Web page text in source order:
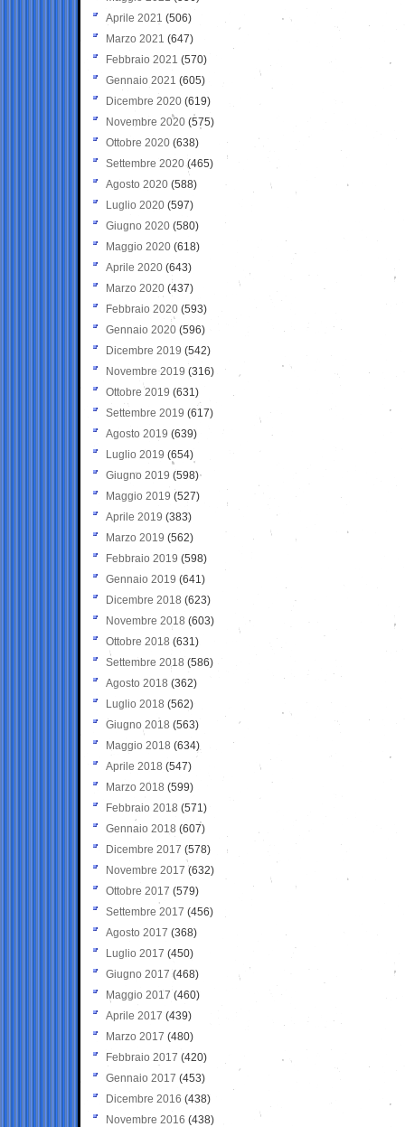
Aprile 2021 (506)
Marzo 2021 (647)
Febbraio 2021 (570)
Gennaio 2021 (605)
Dicembre 2020 (619)
Novembre 2020 (575)
Ottobre 2020 (638)
Settembre 2020(465)
Agosto 2020 (588)
Luglio 2020 (597)
Giugno 2020 (580)
Maggio 2020 (618)
Aprile 2020 (643)
Marzo 2020 (437)
Febbraio 2020 (593)
Gennaio 2020 (596)
Dicembre 2019 (542)
Novembre 2019 (316)
Ottobre 2019 (631)
Settembre 2019 (617)
Agosto 2019 (639)
Luglio 2019 (654)
Giugno 2019 (598)
Maggio 2019 (527)
Aprile 2019 (383)
Marzo 2019 (562)
Febbraio 2019 (598)
Gennaio 2019 (641)
Dicembre 2018 (623)
Novembre 2018 (603)
Ottobre 2018 (631)
Settembre 2018 (586)
Agosto 2018 (362)
Luglio 2018 (562)
Giugno 2018 (563)
Maggio 2018 (634)
Aprile 2018 (547)
Marzo 2018 (599)
Febbraio 2018 (571)
Gennaio 2018 (607)
Dicembre 2017 (578)
Novembre 2017 (632)
Ottobre 2017 (579)
Settembre 2017 (456)
Agosto 2017 (368)
Luglio 2017 (450)
Giugno 2017 (468)
Maggio 2017 (460)
Aprile 2017 (439)
Marzo 2017 (480)
Febbraio 2017 (420)
Gennaio 2017 (453)
Dicembre 2016 (438)
Novembre 2016 (438)